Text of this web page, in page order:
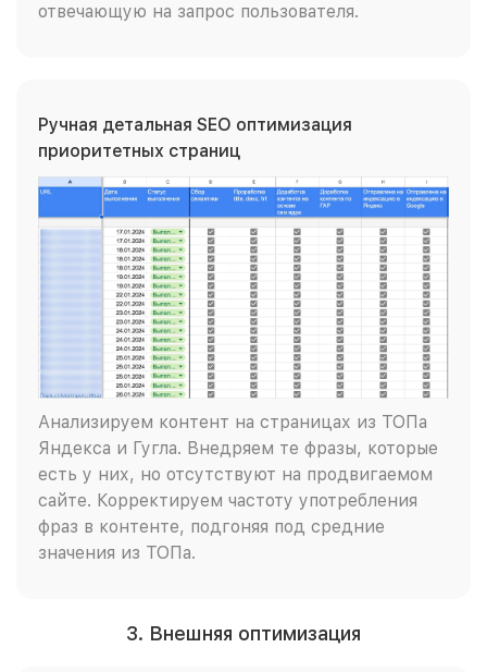
отвечающую на запрос пользователя.
Ручная детальная SEO оптимизация
приоритетных страниц
Анализируем контент на страницах из ТОПа
Яндекса и Гугла. Внедряем те фразы, которые
есть у них, но отсутствуют на продвигаемом
сайте. Корректируем частоту употребления
фраз в контенте, подгоняя под средние
значения из ТОПа.
3. Внешняя оптимизация